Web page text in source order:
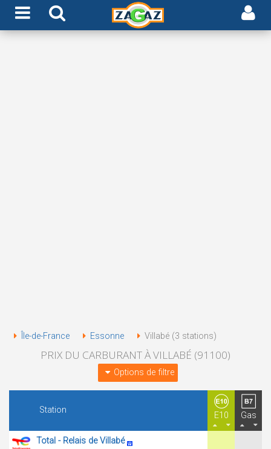
Île-de-France Essonne Villabé (3 stations)
PRIX DU CARBURANT À VILLABÉ (91100)
Options de filtre
Station
E10 Gas
Total - Relais de Villabé